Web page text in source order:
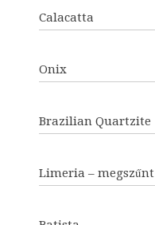
Calacatta
Onix
Brazilian Quartzite
Limeria – megszűnt